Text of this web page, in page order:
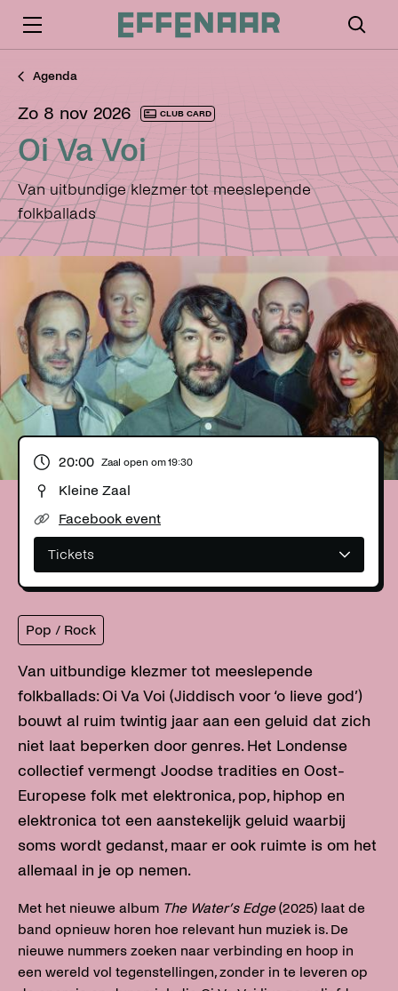
Agenda
zo 8 nov 2026 CLUB CARD
Oi Va Voi
Van uitbundige klezmer tot meeslepende
folkballads
20:00 Zaal open om19:30
Kleine Zaal
Facebook event
Tickets
Pop / Rock
Van uitbundige klezmer tot meeslepende
folkballads: Oi Va Voi (Jiddisch voor ‘o lieve god’)
bouwt al ruim twintig jaar aan een geluid dat zich
niet laat beperken door genres. Het Londense
collectief vermengt Joodse tradities en Oost-
Europese folk met elektronica, pop, hiphop en
elektronica tot een aanstekelijk geluid waarbij
soms wordt gedanst, maar er ook ruimte is om het
allemaal in je op nemen.
Met het nieuwe album The Water’s Edge(2025) laat de
band opnieuw horen hoe relevant hun muziek is. De
nieuwe nummers zoeken naar verbinding en hoop in
een wereld vol tegenstellingen, zonder in te leveren op